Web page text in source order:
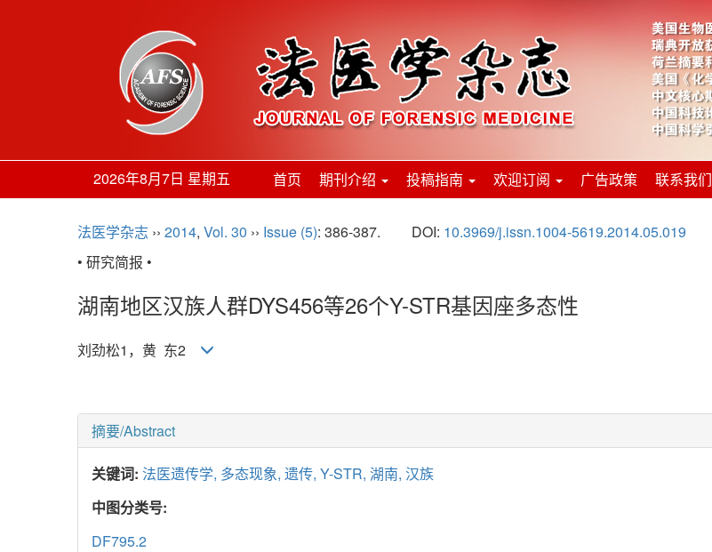
2026年8月7日 星期五 首页 期刊介绍 投稿指南 欢迎订阅 广告政策 联系我们
法医学杂志 ›› 2014, Vol. 30 ›› Issue (5): 386-387. DOI: 10.3969/j.issn.1004-5619.2014.05.019
• 研究简报 •
湖南地区汉族人群DYS456等26个Y-STR基因座多态性
刘劲松1，黄 东2
摘要/Abstract
关键词: 法医遗传学, 多态现象, 遗传, Y-STR, 湖南, 汉族
中图分类号:
DF795.2